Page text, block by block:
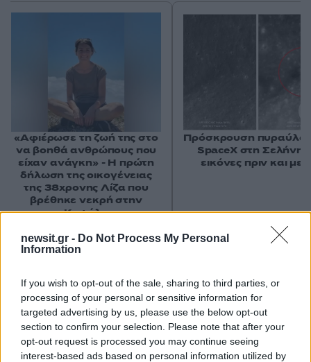
newsit.gr - Do Not Process My Personal
Information
If you wish to opt-out of the sale, sharing to third parties, or
processing of your personal or sensitive information for
targeted advertising by us, please use the below opt-out
section to confirm your selection. Please note that after your
opt-out request is processed you may continue seeing
interest-based ads based on personal information utilized by
Σχολίασε εδώ
«Αφιέρωσε τη ζωή της στο
να βοηθά ανθρώπους που
είχαν ανάγκη» - Η πρώτη
δήλωση της οικογένειας
της 38χρονης Λίζα που
βρέθηκε νεκρή στην
Κυψέλη
Πρόσκρουση
SpaceX στη Σελήνη:
εικόνες πριν και